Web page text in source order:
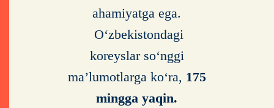
ahamiyatga ega.
Oʻzbekistondagi
koreyslar soʻnggi
maʼlumotlarga koʻra, 175
mingga yaqin.